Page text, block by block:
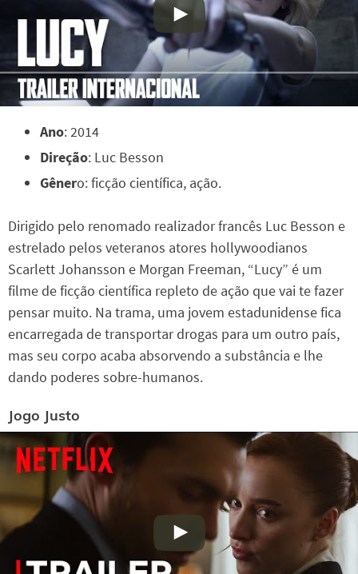
Ano: 2014
Direção: Luc Besson
Gênero: ficção científica, ação.
Dirigido pelo renomado realizador francês Luc Besson e
estrelado pelos veteranos atores hollywoodianos
Scarlett Johansson e Morgan Freeman, “Lucy” é um
filme de ficção científica repleto de ação que vai te fazer
pensar muito. Na trama, uma jovem estadunidense fica
encarregada de transportar drogas para um outro país,
mas seu corpo acaba absorvendo a substância e lhe
dando poderes sobre-humanos.
Jogo Justo